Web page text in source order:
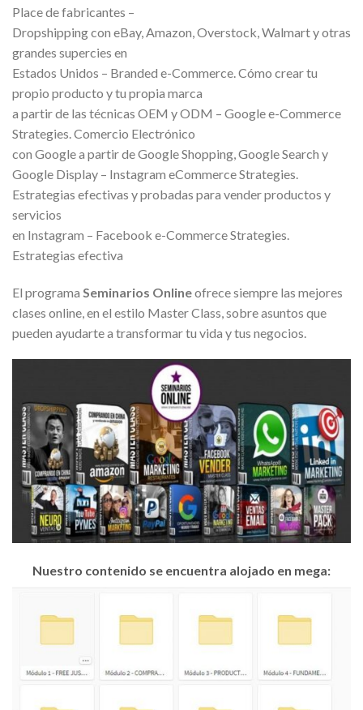
Place de fabricantes –
Dropshipping con eBay, Amazon, Overstock, Walmart y otras
grandes supercies en
Estados Unidos – Branded e-Commerce. Cómo crear tu
propio producto y tu propia marca
a partir de las técnicas OEM y ODM – Google e-Commerce
Strategies. Comercio Electrónico
con Google a partir de Google Shopping, Google Search y
Google Display – Instagram eCommerce Strategies.
Estrategias efectivas y probadas para vender productos y
servicios
en Instagram – Facebook e-Commerce Strategies.
Estrategias efectiva
El programa Seminarios Onlineofrece siempre las mejores
clases online, en el estilo Master Class, sobre asuntos que
pueden ayudarte a transformar tu vida y tus negocios.
Nuestro contenido se encuentra alojado en mega: